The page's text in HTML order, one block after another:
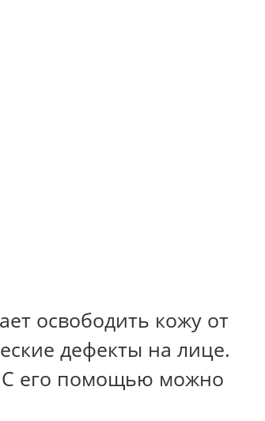
освободить кожу от
дефекты на лице.
С его помощью можно